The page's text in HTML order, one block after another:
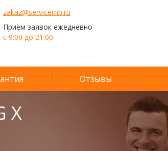
zakaz@servicernb.ru
Приём заявок ежедневно
с 9:00 до 21:00
Отзывы
X